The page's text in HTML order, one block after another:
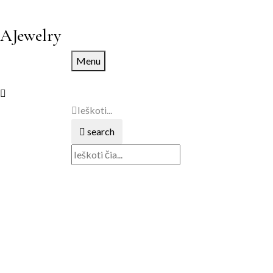
AJewelry
Menu
Ieškoti...
search